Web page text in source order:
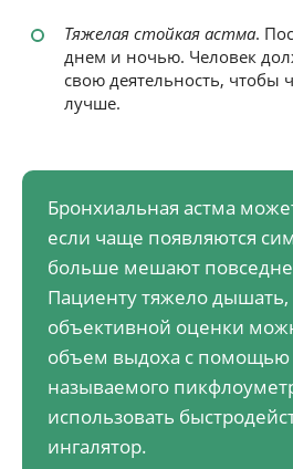
Тяжелая стойкая астма.
днем и ночью. Человек
свою деятельность, чтобы
лучше.
Бронхиальная астма
если чаще появляются
больше мешают
Пациенту тяжело дышать,
объективной оценки
объем выдоха с помощью
называемого
использовать
ингалятор.